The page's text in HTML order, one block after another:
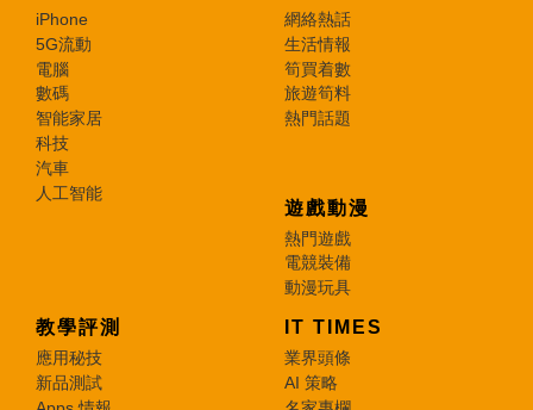
iPhone
5G流動
電腦
數碼
智能家居
科技
汽車
人工智能
網絡熱話
生活情報
筍買着數
旅遊筍料
熱門話題
遊戲動漫
熱門遊戲
電競裝備
動漫玩具
教學評測
應用秘技
新品測試
IT TIMES
業界頭條
AI 策略